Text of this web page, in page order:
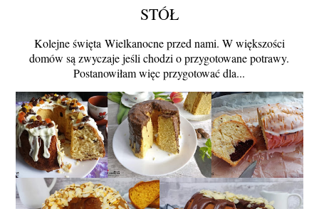
STÓŁ
Kolejne święta Wielkanocne przed nami. W większości
domów są zwyczaje jeśli chodzi o przygotowane potrawy.
Postanowiłam więc przygotować dla...